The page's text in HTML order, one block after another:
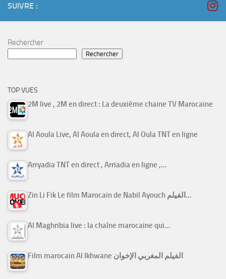
SUIVRE :
Rechercher
Rechercher
TOP VUES
2M live , 2M en direct : La deuxième chaine TV Marocaine
Al Aoula Live, Al Aoula en direct, Al Oula TNT en ligne
Arryadia TNT en direct , Arriadia en ligne ,…
Zin Li Fik Le film Marocain de Nabil Ayouch الفيلم…
Al Maghribia live : la chaîne marocaine qui…
Film marocain Al Ikhwane الفيلم المغربي الإخوان